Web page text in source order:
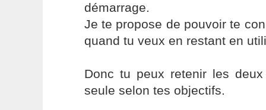
démarrage.
Je te propose de pouvoir te
quand tu veux en restant en
Donc tu peux retenir les
seule selon tes objectifs.